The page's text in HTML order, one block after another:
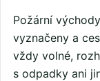
Požární
vyznačeny a
vždy volné,
s odpadky ani